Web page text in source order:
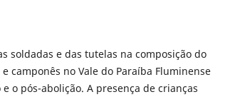
soldadas e das tutelas na composição do
camponês no Vale do Paraíba Fluminense
o pós-abolição. A presença de crianças